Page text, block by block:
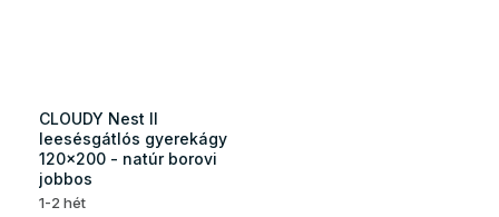
CLOUDY Nest II
leesésgátlós gyerekágy
120x200 - natúr borovi
jobbos
1-2 hét